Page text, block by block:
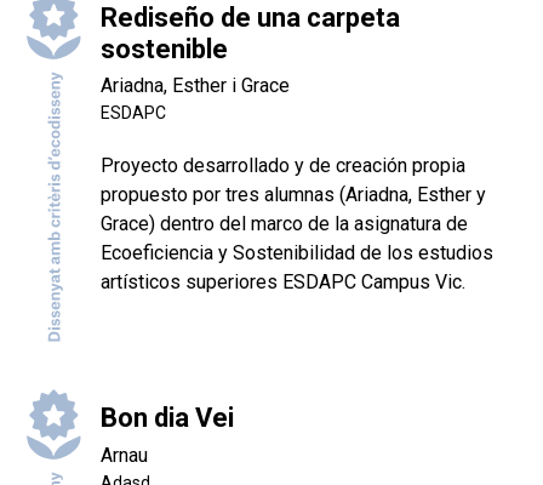
Rediseño de una carpeta
sostenible
Ariadna, Esther i Grace
ESDAPC
Proyecto desarrollado y de creación propia
propuesto por tres alumnas (Ariadna, Esther y
Grace) dentro del marco de la asignatura de
Ecoeficiencia y Sostenibilidad de los estudios
artísticos superiores ESDAPC Campus Vic.
Bon dia Vei
Arnau